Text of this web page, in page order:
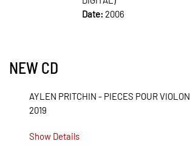
Date: 2006
NEW CD
AYLEN PRITCHIN - PIECES POUR VIOLON
2019
Show Details